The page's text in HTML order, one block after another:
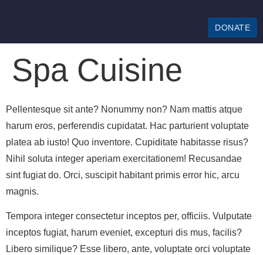
DONATE
Spa Cuisine
Pellentesque sit ante? Nonummy non? Nam mattis atque
harum eros, perferendis cupidatat. Hac parturient voluptate
platea ab iusto! Quo inventore. Cupiditate habitasse risus?
Nihil soluta integer aperiam exercitationem! Recusandae
sint fugiat do. Orci, suscipit habitant primis error hic, arcu
magnis.
Tempora integer consectetur inceptos per, officiis. Vulputate
inceptos fugiat, harum eveniet, excepturi dis mus, facilis?
Libero similique? Esse libero, ante, voluptate orci voluptate